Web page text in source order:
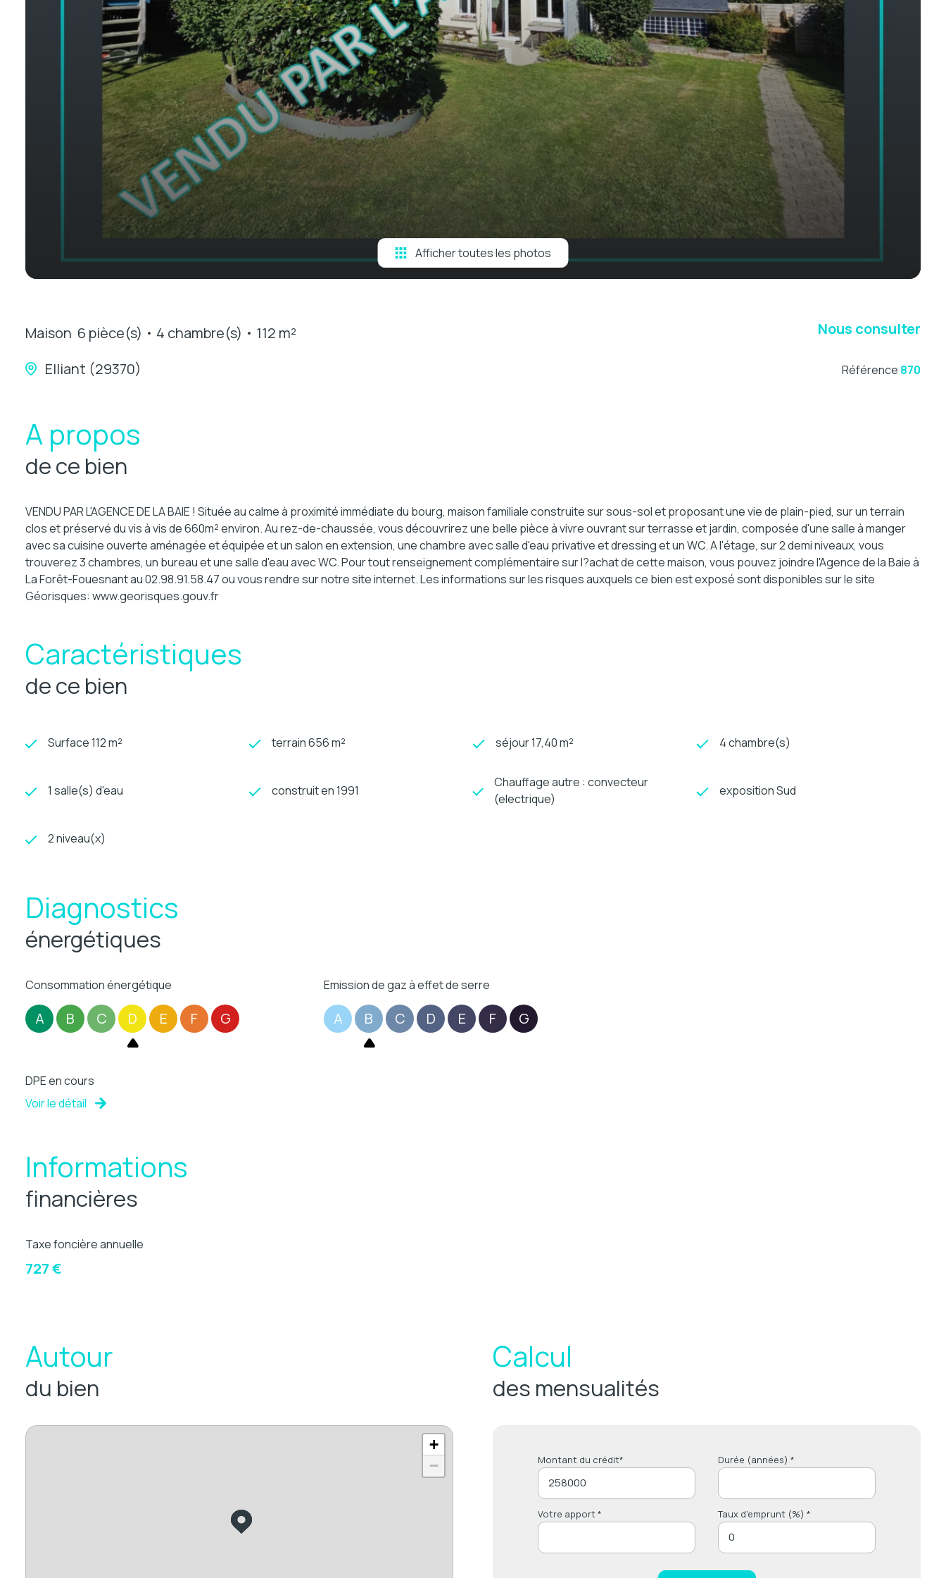
Afficher toutes les photos
Maison 6 pièce(s) 4 chambre(s)
112 m²
Elliant (29370)
Nous consulter
Référence 870
A propos
de ce bien
VENDU PAR L'AGENCE DE LA BAIE ! Située au calme à proximité immédiate du bourg, maison familiale construite sur sous-sol et proposant une vie de plain-pied, sur un terrain
clos et préservé du vis à vis de 660m² environ. Au rez-de-chaussée, vous découvrirez une belle pièce à vivre ouvrant sur terrasse et jardin, composée d'une salle à manger
avec sa cuisine ouverte aménagée et équipée et un salon en extension, une chambre avec salle d'eau privative et dressing et un WC. A l'étage, sur 2 demi niveaux, vous
trouverez 3 chambres, un bureau et une salle d'eau avec WC. Pour tout renseignement complémentaire sur l?achat de cette maison, vous pouvez joindre l'Agence de la Baie à
La Forêt-Fouesnant au 02.98.91.58.47 ou vous rendre sur notre site internet. Les informations sur les risques auxquels ce bien est exposé sont disponibles sur le site
Géorisques: www.georisques.gouv.fr
Caractéristiques
de ce bien
Surface 112 m² terrain 656 m² séjour 17,40 m² 4 chambre(s)
1 salle(s) d'eau construit en 1991
Chauffage autre : convecteur
(electrique)
exposition Sud
2 niveau(x)
Diagnostics
énergétiques
Consommation énergétique
A B C D E F G
Emission de gaz à effet de serre
A B C D E F G
DPE en cours
Voir le détail
Informations
financières
Taxe foncière annuelle
727 €
Autour
du bien
+
−
Calcul
des mensualités
Montant du crédit* Durée (années) *
Votre apport * Taux d'emprunt (%) *